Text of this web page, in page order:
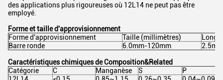
des applications plus rigoureuses où 12L14 ne peut pas être
employé.
Forme et taille d'approvisionnement
Forme d'approvisionnement
Taille (millimètres)
Barre ronde
6.0mm-120mm 2.5m-
Caractéristiques chimiques de Composition&Related
Catégorie
C Manganèse S
P